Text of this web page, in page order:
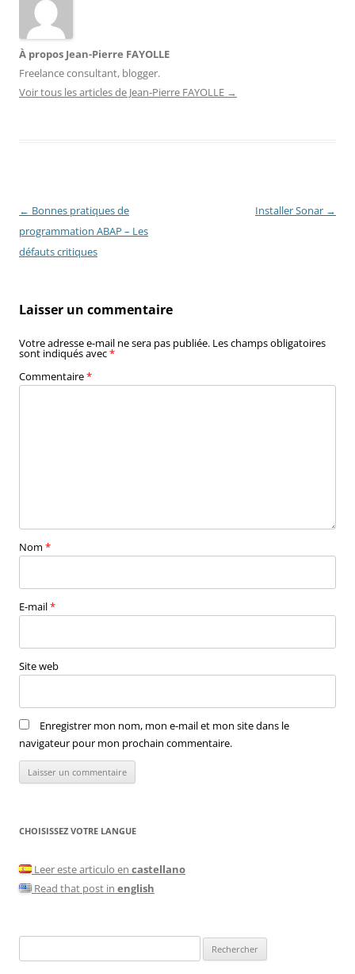
À propos Jean-Pierre FAYOLLE
Freelance consultant, blogger.
Voir tous les articles de Jean-Pierre FAYOLLE →
Navigation
des
articles
← Bonnes pratiques de
programmation ABAP – Les
défauts critiques
Installer Sonar →
Laisser un commentaire
Votre adresse e-mail ne sera pas publiée. Les champs obligatoires
sont indiqués avec*
Commentaire*
Nom *
E-mail*
Site web
Enregistrer mon nom, mon e-mail et mon site dans le
navigateur pour mon prochain commentaire.
CHOISISSEZ VOTRE LANGUE
Leer este articulo en castellano
Read that post in english